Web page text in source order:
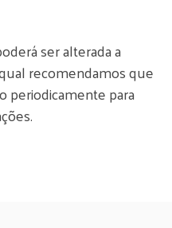
ser alterada a
recomendamos que
periodicamente para